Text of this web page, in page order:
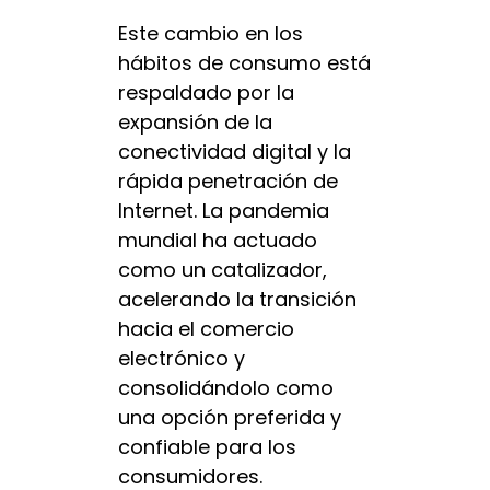
Este cambio en los
hábitos de consumo está
respaldado por la
expansión de la
conectividad digital y la
rápida penetración de
Internet. La pandemia
mundial ha actuado
como un catalizador,
acelerando la transición
hacia el comercio
electrónico y
consolidándolo como
una opción preferida y
confiable para los
consumidores.